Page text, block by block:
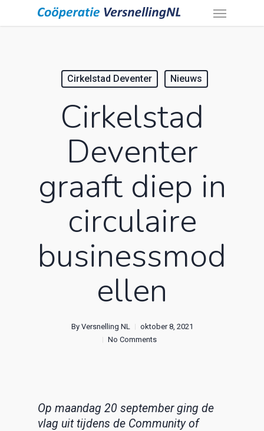
Cirkelstad Deventer Nieuws
Cirkelstad
Deventer
graaft diep in
circulaire
businessmod
ellen
By Versnelling NL
oktober 8, 2021
No Comments
Op maandag 20 september ging de
vlag uit tijdens de Community of